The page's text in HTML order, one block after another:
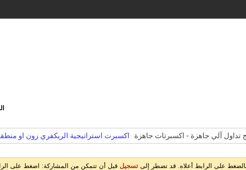
تداول آلي جاهزة - اكسبرتات جاهزة اكسبرت استراتيجية الريكفري زون او
على الرابط أعلاه. قد تضطر إلىتسجيل قبل أن تتمكن من المشاركة: اضغط على